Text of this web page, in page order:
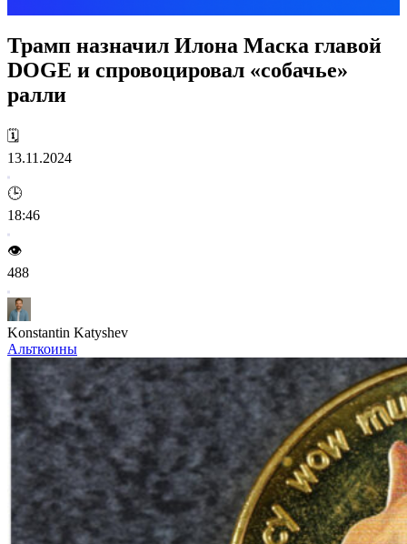
Трамп назначил Илона Маска главой
DOGE и спровоцировал «собачье»
ралли
🗓️
13.11.2024
🕒
18:46
👁️
488
Konstantin Katyshev
Альткоины